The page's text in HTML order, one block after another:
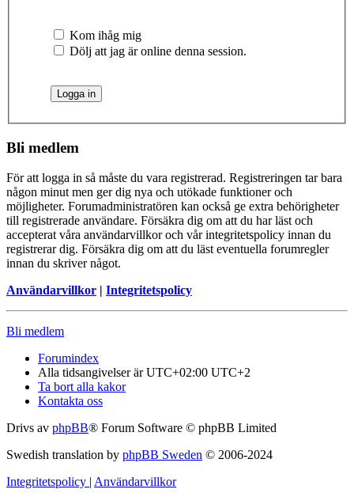
Kom ihåg mig
Dölj att jag är online denna session.
Bli medlem
För att logga in så måste du vara registrerad. Registreringen tar bara
någon minut men ger dig nya och utökade funktioner och
möjligheter. Forumadministratören kan också ge extra behörigheter
till registrerade användare. Försäkra dig om att du har läst och
accepterat våra användarvillkor och vår integritetspolicy innan du
registrerar dig. Försäkra dig om att du läst eventuella forumregler
innan du skriver något.
Användarvillkor | Integritetspolicy
Bli medlem
Forumindex
Alla tidsangivelser är UTC+02:00 UTC+2
Ta bort alla kakor
Kontakta oss
Drivs av phpBB® Forum Software © phpBB Limited
Swedish translation by phpBB Sweden © 2006-2024
Integritetspolicy | Användarvillkor